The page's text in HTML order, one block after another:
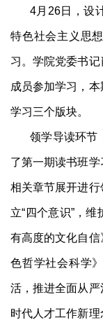
4月26日，设
特色社会主义思
习。学院党委书
成员参加学习，
学习三个版块。
领学导读环节
了第一期读书班
相关章节展开进
立“四个意识”，
有高度的文化自
色哲学社会科学
活，推进全面从
时代人才工作新